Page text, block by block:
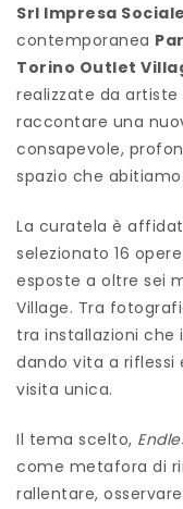
Srl Impresa Sociale
contemporanea
Torino Outlet
realizzate da
raccontare una
consapevole,
spazio che abitiamo.
La curatela è
selezionato 16
esposte a oltre sei
Village. Tra
tra installazioni che
dando vita a riflessi
visita unica.
Il tema scelto,
come metafora di
rallentare,